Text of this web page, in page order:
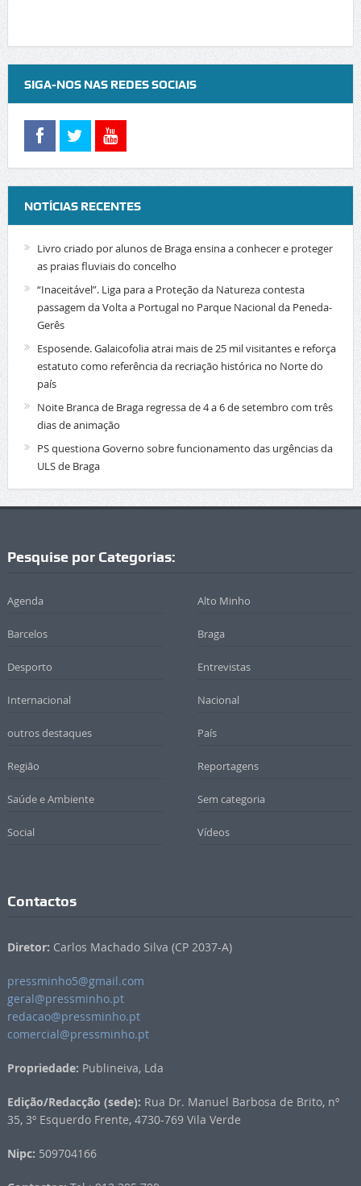
SIGA-NOS NAS REDES SOCIAIS
NOTÍCIAS RECENTES
Livro criado por alunos de Braga ensina a conhecer e proteger
as praias fluviais do concelho
“Inaceitável”. Liga para a Proteção da Natureza contesta
passagem da Volta a Portugal no Parque Nacional da Peneda-
Gerês
Esposende. Galaicofolia atrai mais de 25 mil visitantes e reforça
estatuto como referência da recriação histórica no Norte do
país
Noite Branca de Braga regressa de 4 a 6 de setembro com três
dias de animação
PS questiona Governo sobre funcionamento das urgências da
ULS de Braga
Pesquise por Categorias:
Agenda Alto Minho
Barcelos Braga
Desporto Entrevistas
Internacional Nacional
outros destaques País
Região Reportagens
Saúde e Ambiente Sem categoria
Social Vídeos
Contactos
Diretor: Carlos Machado Silva (CP 2037-A)
pressminho5@gmail.com
geral@pressminho.pt
redacao@pressminho.pt
comercial@pressminho.pt
Propriedade: Publineiva, Lda
Edição/Redacção (sede): Rua Dr. Manuel Barbosa de Brito, nº
35, 3º Esquerdo Frente, 4730-769 Vila Verde
Nipc: 509704166